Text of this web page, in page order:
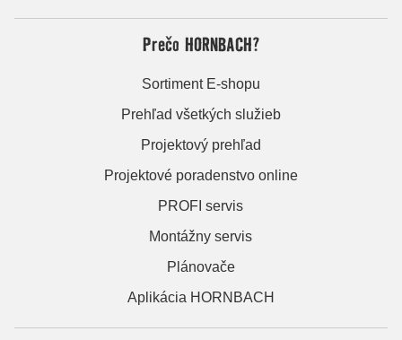
Prečo HORNBACH?
Sortiment E-shopu
Prehľad všetkých služieb
Projektový prehľad
Projektové poradenstvo online
PROFI servis
Montážny servis
Plánovače
Aplikácia HORNBACH